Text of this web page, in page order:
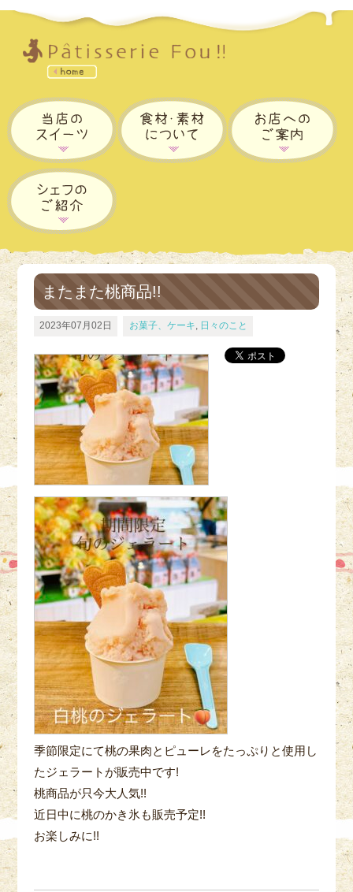
またまた桃商品!!
2023年07月02日 お菓子、ケーキ, 日々のこと
季節限定にて桃の果肉とピューレをたっぷりと使用し
たジェラートが販売中です!
桃商品が只今大人気!!
近日中に桃のかき氷も販売予定!!
お楽しみに!!